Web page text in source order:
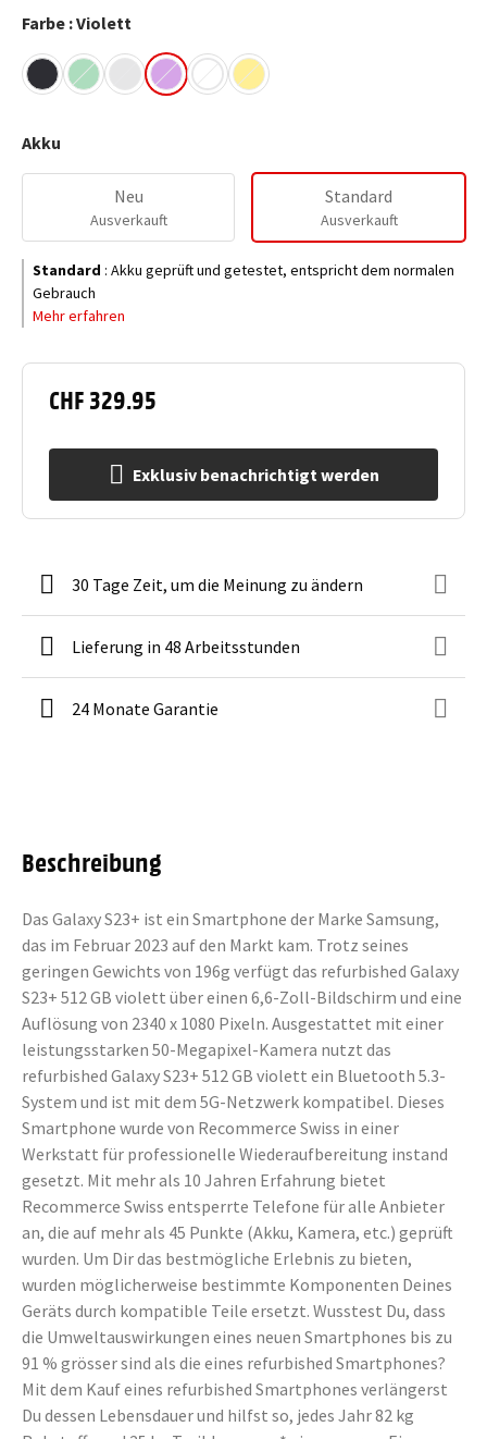
CHF 329.95
Exklusiv benachrichtigt werden
Farbe : Violett
Akku
Neu
Ausverkauft
Standard
Ausverkauft
Standard : Akku geprüft und getestet, entspricht dem normalen
Gebrauch
Mehr erfahren
30 Tage Zeit, um die Meinung zu ändern
Lieferung in 48 Arbeitsstunden
24 Monate Garantie
Beschreibung
Das Galaxy S23+ ist ein Smartphone der Marke Samsung,
das im Februar 2023 auf den Markt kam. Trotz seines
geringen Gewichts von 196g verfügt das refurbished Galaxy
S23+ 512 GB violett über einen 6,6-Zoll-Bildschirm und eine
Auflösung von 2340 x 1080 Pixeln. Ausgestattet mit einer
leistungsstarken 50-Megapixel-Kamera nutzt das
refurbished Galaxy S23+ 512 GB violett ein Bluetooth 5.3-
System und ist mit dem 5G-Netzwerk kompatibel. Dieses
Smartphone wurde von Recommerce Swiss in einer
Werkstatt für professionelle Wiederaufbereitung instand
gesetzt. Mit mehr als 10 Jahren Erfahrung bietet
Recommerce Swiss entsperrte Telefone für alle Anbieter
an, die auf mehr als 45 Punkte (Akku, Kamera, etc.) geprüft
wurden. Um Dir das bestmögliche Erlebnis zu bieten,
wurden möglicherweise bestimmte Komponenten Deines
Geräts durch kompatible Teile ersetzt. Wusstest Du, dass
die Umweltauswirkungen eines neuen Smartphones bis zu
91 % grösser sind als die eines refurbished Smartphones?
Mit dem Kauf eines refurbished Smartphones verlängerst
Du dessen Lebensdauer und hilfst so, jedes Jahr 82 kg